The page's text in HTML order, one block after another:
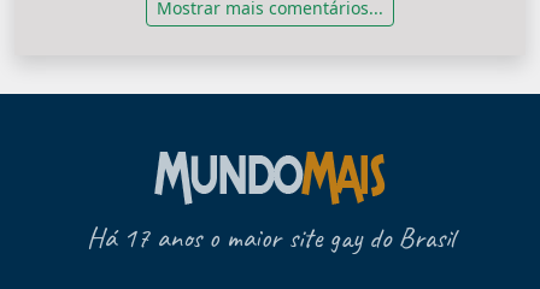
Mostrar mais comentários...
Há 17 anos o maior site gay do Brasil